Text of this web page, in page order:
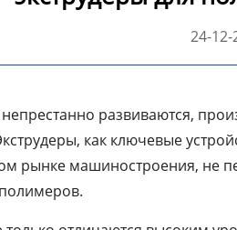
24-12-
развиваются,
как ключевые
рынке машиностроения,